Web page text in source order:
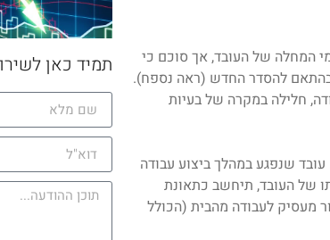
המחלה של העובד, אך סוכם כי
חלילה במקרה של בעיות
שנפגע במהלך ביצוע עבודה
של העובד, תיחשב כתאונת
מעסיק לעבודה מהבית (הכולל
תמיד כאן